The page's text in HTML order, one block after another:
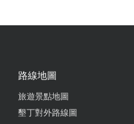
路線地圖
旅遊景點地圖
墾丁對外路線圖